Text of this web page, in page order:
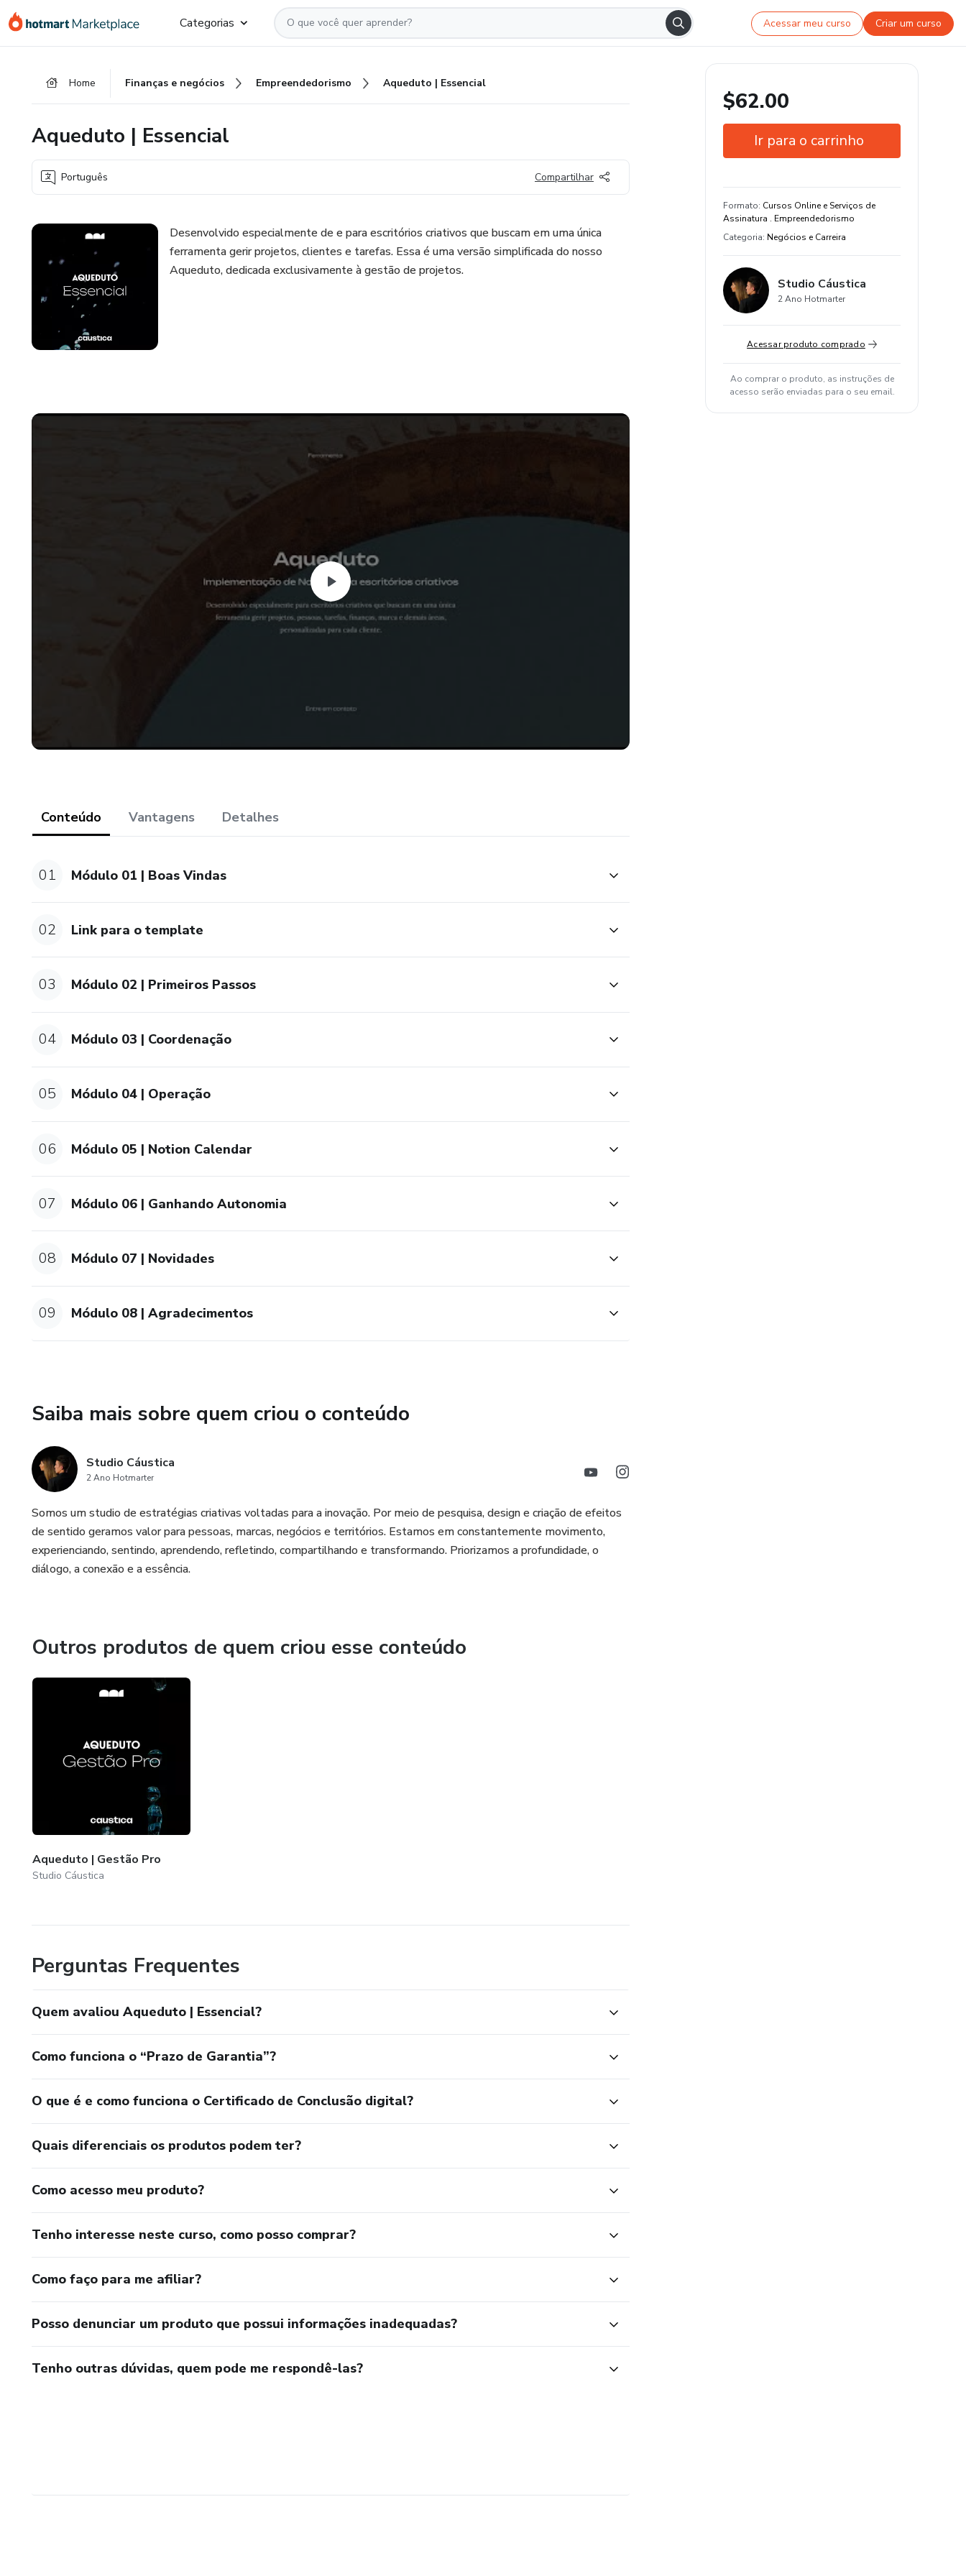
para
para
para
Categorias Acessar meu curso Criar um curso
Home Finanças e negócios Empreendedorismo Aqueduto | Essencial
Aqueduto | Essencial
Português Compartilhar
Desenvolvido especialmente de e para escritórios criativos que buscam em uma única
ferramenta gerir projetos, clientes e tarefas. Essa é uma versão simplificada do nosso
Aqueduto, dedicada exclusivamente à gestão de projetos.
Conteúdo Vantagens Detalhes
01 Módulo 01 | Boas Vindas
02 Link para o template
03 Módulo 02 | Primeiros Passos
04 Módulo 03 | Coordenação
05 Módulo 04 | Operação
06 Módulo 05 | Notion Calendar
07 Módulo 06 | Ganhando Autonomia
08 Módulo 07 | Novidades
09 Módulo 08 | Agradecimentos
Saiba mais sobre quem criou o conteúdo
Studio Cáustica
2 Ano Hotmarter
Somos um studio de estratégias criativas voltadas para a inovação. Por meio de pesquisa, design e criação de efeitos
de sentido geramos valor para pessoas, marcas, negócios e territórios. Estamos em constantemente movimento,
experienciando, sentindo, aprendendo, refletindo, compartilhando e transformando. Priorizamos a profundidade, o
diálogo, a conexão e a essência.
Outros produtos de quem criou esse conteúdo
Aqueduto | Gestão Pro
Studio Cáustica
Perguntas Frequentes
Quem avaliou Aqueduto | Essencial?
Como funciona o “Prazo de Garantia”?
O que é e como funciona o Certificado de Conclusão digital?
Quais diferenciais os produtos podem ter?
Como acesso meu produto?
Tenho interesse neste curso, como posso comprar?
Como faço para me afiliar?
Posso denunciar um produto que possui informações inadequadas?
Tenho outras dúvidas, quem pode me respondê-las?
$62.00
Ir para o carrinho
Certificado de conclusão
Estude do seu jeito e em qualquer
dispositivo
Formato: Cursos Online e Serviços de
Assinatura . Empreendedorismo
Categoria: Negócios e Carreira
Studio Cáustica
2 Ano Hotmarter
Acessar produto comprado
Ao comprar o produto, as instruções de
acesso serão enviadas para o seu email.